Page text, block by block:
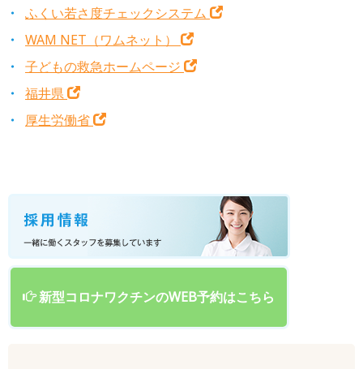
ふくい若さ度チェックシステム
WAM NET（ワムネット）
子どもの救急ホームページ
福井県
厚生労働省
新型コロナワクチンのWEB予約はこちら